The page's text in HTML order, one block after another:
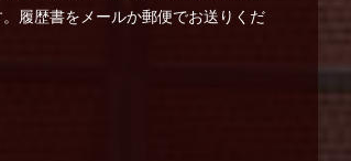
履歴書をメールか郵便でお送りくだ